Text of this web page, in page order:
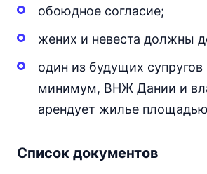
обоюдное согласие;
жених и невеста должны
один из будущих супругов
минимум, ВНЖ Дании и
арендует жилье
Список документов